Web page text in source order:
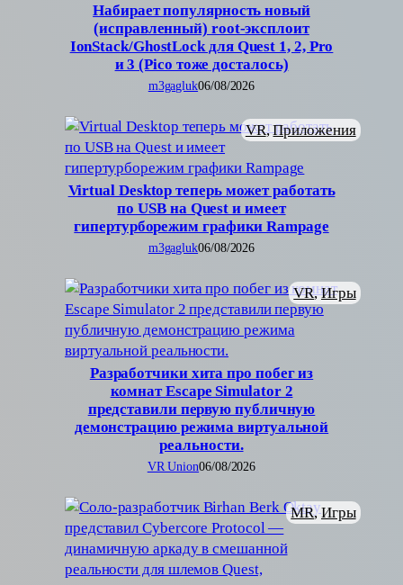
Набирает популярность новый
(исправленный) root-эксплоит
IonStack/GhostLock для Quest 1, 2, Pro
и 3 (Pico тоже досталось)
m3gagluk06/08/2026
Virtual Desktop теперь может работать
по USB на Quest и имеет
гипертурборежим графики Rampage
VR, Приложения
m3gagluk06/08/2026
Разработчики хита про побег из
комнат Escape Simulator 2
представили первую публичную
демонстрацию режима виртуальной
реальности.
VR, Игры
VR Union06/08/2026
MR, Игры